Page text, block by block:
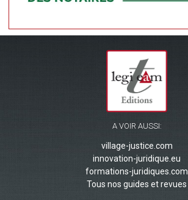
A VOIR AUSSI:
village-justice.com
innovation-juridique.eu
formations-juridiques.com
Tous nos guides et revues